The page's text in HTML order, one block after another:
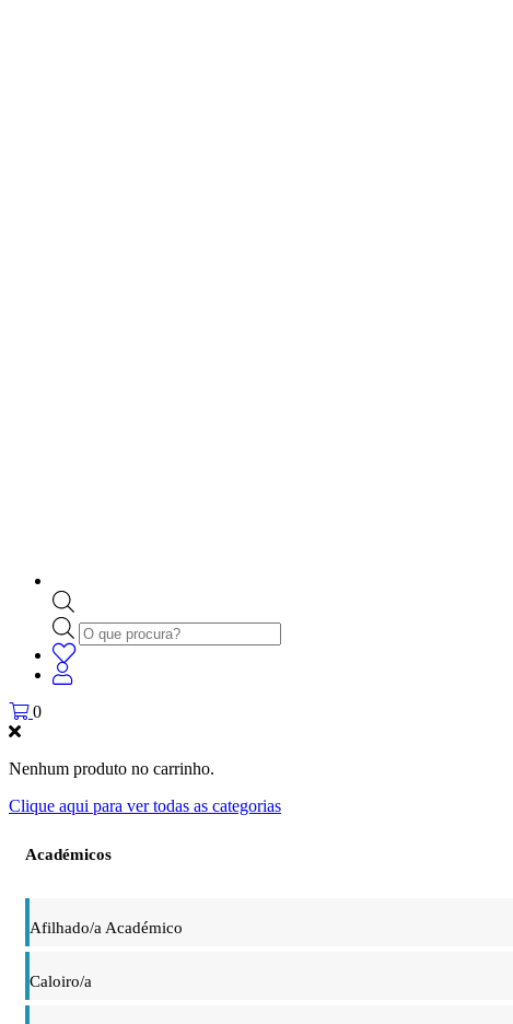
Products
search
0
Nenhum produto no carrinho.
Clique aqui para ver todas as categorias
Académicos
Afilhado/a Académico
Caloiro/a